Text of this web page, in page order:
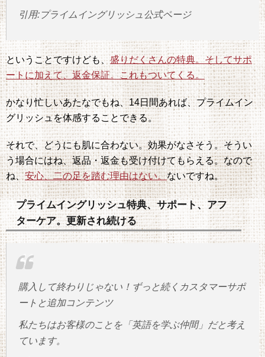
引用:プライムイングリッシュ公式ページ
ということですけども、盛りだくさんの特典。そしてサポ
ートに加えて、返金保証。これもついてくる。
かなり忙しいあたなでもね、14日間あれば、プライムイン
グリッシュを体感することできる。
それで、どうにも肌に合わない。効果がなさそう。そうい
う場合にはね、返品・返金も受け付けてもらえる。なので
ね、安心、二の足を踏む理由はない。ないですね。
プライムイングリッシュ特典、サポート、アフ
ターケア。更新され続ける
購入して終わりじゃない！ずっと続くカスタマーサポ
ートと追加コンテンツ
私たちはお客様のことを「英語を学ぶ仲間」だと考え
ています。